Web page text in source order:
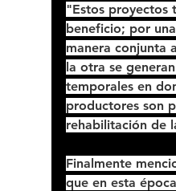
"Estos proyectos
beneficio; por
manera conjunta
la otra se
temporales en
productores son
rehabilitación de
Finalmente
que en esta